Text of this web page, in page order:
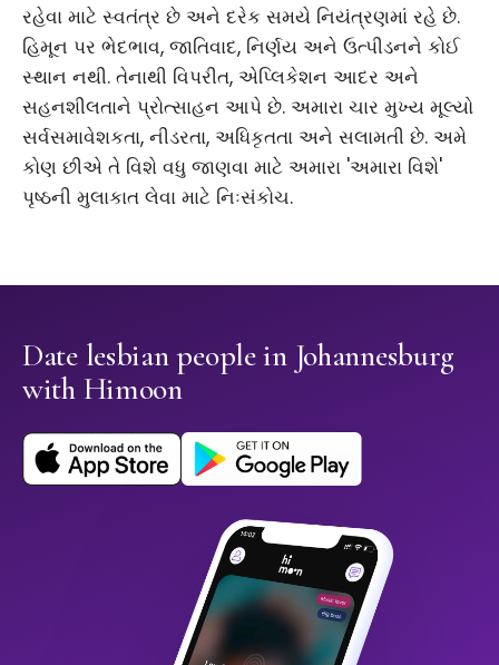
રહેવા માટે સ્વતંત્ર છે અને દરેક સમયે નિયંત્રણમાં રહે છે.
હિમૂન પર ભેદભાવ, જાતિવાદ, નિર્ણય અને ઉત્પીડનને કોઈ
સ્થાન નથી. તેનાથી વિપરીત, એપ્લિકેશન આદર અને
સહનશીલતાને પ્રોત્સાહન આપે છે. અમારા ચાર મુખ્ય મૂલ્યો
સર્વસમાવેશકતા, નીડરતા, અધિકૃતતા અને સલામતી છે. અમે
કોણ છીએ તે વિશે વધુ જાણવા માટે અમારા 'અમારા વિશે'
પૃષ્ઠની મુલાકાત લેવા માટે નિઃસંકોચ.
Date lesbian people in Johannesburg
with Himoon